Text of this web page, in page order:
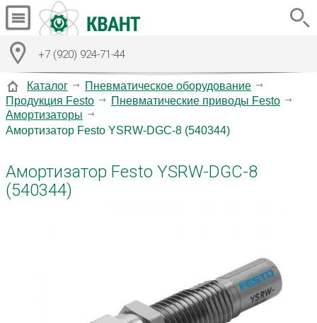
+7 (920) 924-71-44
Каталог
Пневматическое оборудование
Продукция Festo
Пневматические приводы Festo
Амортизаторы
Амортизатор Festo YSRW-DGC-8 (540344)
Амортизатор Festo YSRW-DGC-8
(540344)